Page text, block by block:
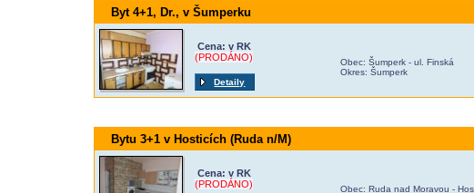
Byt 4+1, Dr., v Šumperku
Cena: v RK
(PRODÁNO)
Detaily
Obec: Šumperk - ul. Finská
Okres: Šumperk
Bytu 3+1 v Hosticích (Ruda n/M)
Cena: v RK
(PRODÁNO)
Obec: Ruda nad Moravou -